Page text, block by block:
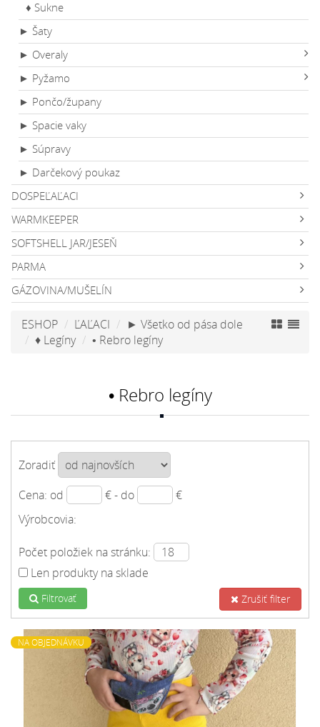
♦ Sukne
► Šaty
► Overaly
► Pyžamo
► Pončo/župany
► Spacie vaky
► Súpravy
► Darčekový poukaz
DOSPEĽAĽACI
WARMKEEPER
SOFTSHELL JAR/JESEŇ
PARMA
GÁZOVINA/MUŠELÍN
ESHOP ĽAĽACI
► Všetko od pása dole
♦ Legíny
• Rebro legíny
• Rebro legíny
Zoradiť
Cena: od
€ - do
€
Výrobcovia:
Počet položiek na stránku:
Len produkty na sklade
Filtrovať Zrušiť filter
NA OBJEDNÁVKU